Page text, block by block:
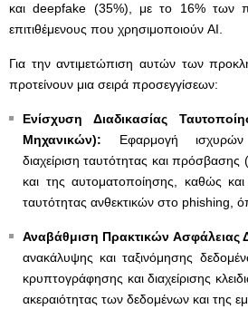
και deepfake (35%), με το 16% των
επιτιθέμενους που χρησιμοποιούν AI.
Για την αντιμετώπιση αυτών των
προτείνουν μια σειρά προσεγγίσεων:
Ενίσχυση Διαδικασίας
Μηχανικών): Εφαρμογή ισχυρών
διαχείριση ταυτότητας και
και της αυτοματοποίησης, καθώς
ταυτότητας ανθεκτικών στο phishing,
Αναβάθμιση Πρακτικών Ασφάλειας
ανακάλυψης και ταξινόμησης
κρυπτογράφησης και διαχείρισης
ακεραιότητας των δεδομένων και της